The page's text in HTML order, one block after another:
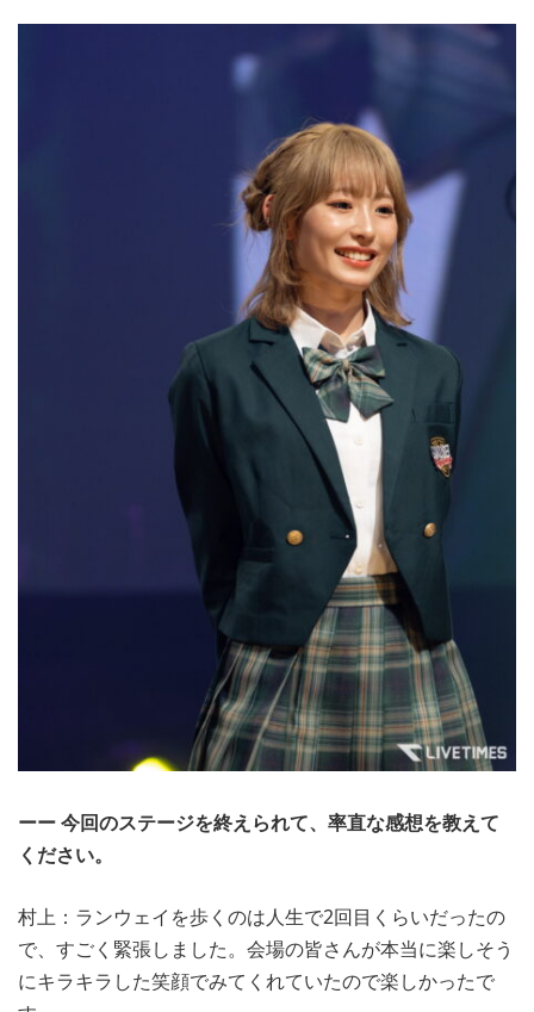
ーー 今回のステージを終えられて、率直な感想を教えて
ください。
村上：ランウェイを歩くのは人生で2回目くらいだったの
で、すごく緊張しました。会場の皆さんが本当に楽しそう
にキラキラした笑顔でみてくれていたので楽しかったで